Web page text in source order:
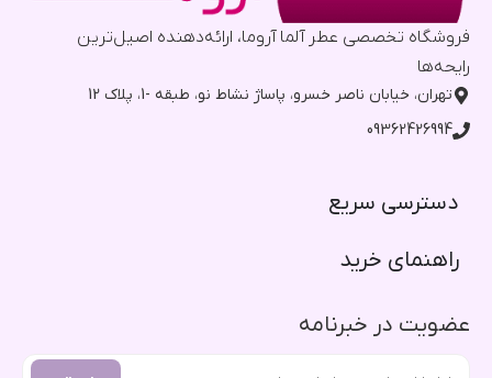
فروشگاه تخصصی عطر آلما آروما، ارائه‌دهنده اصیل‌ترین
رایحه‌ها
تهران، خیابان ناصر خسرو، پاساژ نشاط نو، طبقه -1، پلاک 12
09362426994
دسترسی سریع​
راهنمای خرید​
عضویت در خبرنامه